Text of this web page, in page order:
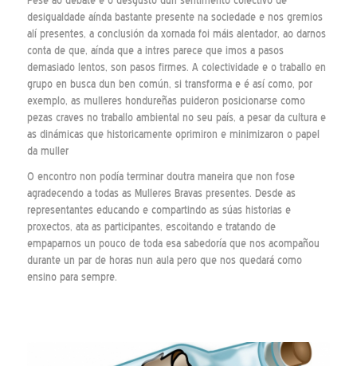
desigualdade aínda bastante presente na sociedade e nos gremios
alí presentes, a conclusión da xornada foi máis alentador, ao darnos
conta de que, aínda que a intres parece que imos a pasos
demasiado lentos, son pasos firmes. A colectividade e o traballo en
grupo en busca dun ben común, si transforma e é así como, por
exemplo, as mulleres hondureñas puideron posicionarse como
pezas craves no traballo ambiental no seu país, a pesar da cultura e
as dinámicas que historicamente oprimiron e minimizaron o papel
da muller
O encontro non podía terminar doutra maneira que non fose
agradecendo a todas as Mulleres Bravas presentes. Desde as
representantes educando e compartindo as súas historias e
proxectos, ata as participantes, escoitando e tratando de
empaparnos un pouco de toda esa sabedoría que nos acompañou
durante un par de horas nun aula pero que nos quedará como
ensino para sempre.